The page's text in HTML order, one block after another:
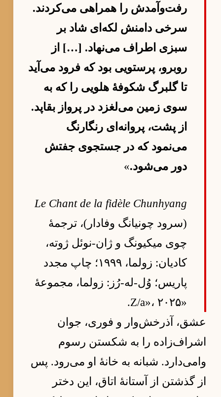
رفت‌وآمدش را همراهی می‌کردند.
سرخی دامنش لکه‌ای شاد بر
سبزی اطراف می‌نهاد. […] از
روبرو، پرستویی بود که فرود می‌آید
تا گلبرگ شکوفهٔ هلویی را که به
سوی زمین می‌لغزد در پرواز بقاپد.
از پشت، پروانه‌ای رنگارنگ
می‌نمود که در جستجوی جفتش
دور می‌شود.»
Le Chant de la fidèle Chunhyang
(سرود چونیانگ وفادار)، ترجمهٔ
چوی میکیونگ و ژان-نوئل ژوته،
کادیان: زولما، ۱۹۹۹؛ چاپ مجدد
پاریس؛ وُل-له-رُز: زولما، مجموعهٔ
«Z/a»، ۲۰۲۵.
عشق، آذرخش‌وار و فوری، جوان
اشراف‌زاده را به شکستن رسوم
وامی‌دارد. شبانه به خانهٔ او می‌رود. پس
از گذشتن از آستانهٔ اتاق، این دختر